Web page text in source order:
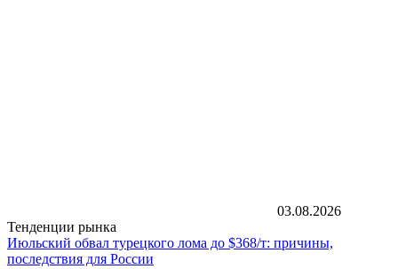
03.08.2026
Тенденции рынка
Июльский обвал турецкого лома до $368/т: причины,
последствия для России